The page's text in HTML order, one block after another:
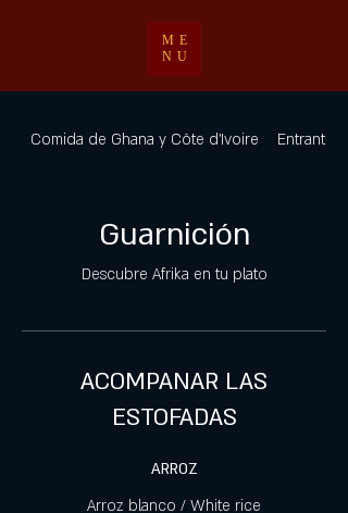
ME
NU
Comida de Ghana y Côte d'Ivoire Entrantes
Guarnición
Descubre Afrika en tu plato
ACOMPANAR LAS
ESTOFADAS
ARROZ
Arroz blanco / White rice